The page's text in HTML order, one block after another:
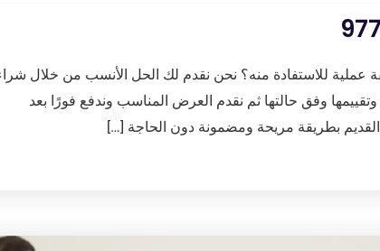
عملية للاستفادة منه؟ نحن نقدم لك الحل الأنسب من خلال
وفق حالتها ثم نقدم العرض المناسب وندفع فورًا بعد
بطريقة مريحة ومضمونة دون الحاجة […]